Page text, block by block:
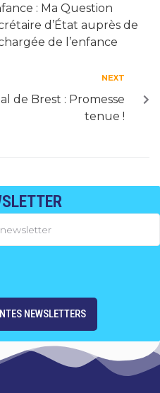
: Ma Question
d’État auprès de
de l’enfance
NEXT
de Brest : Promesse
tenue !
NEWSLETTERS